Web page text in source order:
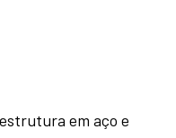
em aço e